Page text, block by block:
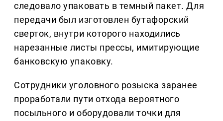
следовало упаковать в темный пакет. Для
передачи был изготовлен бутафорский
сверток, внутри которого находились
нарезанные листы прессы, имитирующие
банковскую упаковку.
Сотрудники уголовного розыска заранее
проработали пути отхода вероятного
посыльного и оборудовали точки для